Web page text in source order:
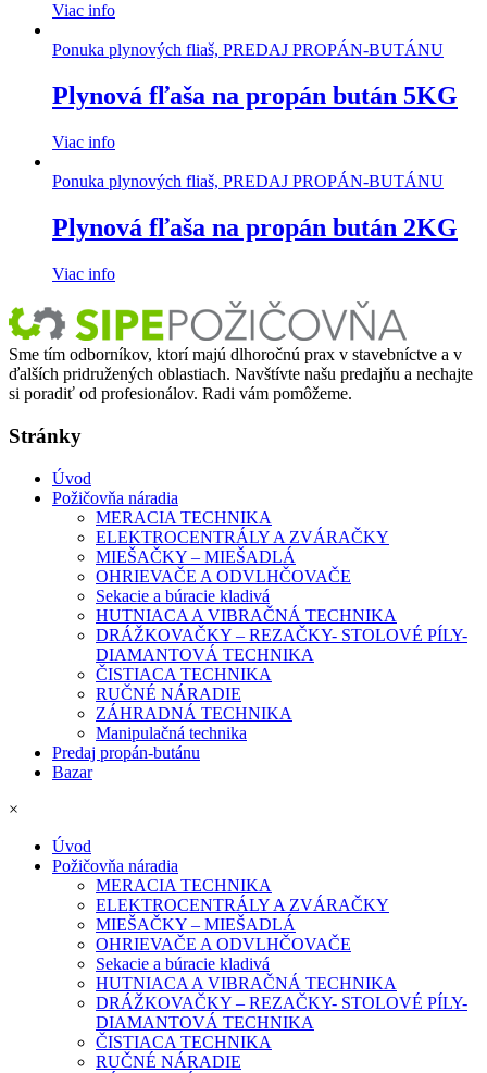
Viac info
Ponuka plynových fliaš, PREDAJ PROPÁN-BUTÁNU
Plynová fľaša na propán bután 5KG
Viac info
Ponuka plynových fliaš, PREDAJ PROPÁN-BUTÁNU
Plynová fľaša na propán bután 2KG
Viac info
Sme tím odborníkov, ktorí majú dlhoročnú prax v stavebníctve a v
ďalších pridružených oblastiach. Navštívte našu predajňu a nechajte
si poradiť od profesionálov. Radi vám pomôžeme.
Stránky
Úvod
Požičovňa náradia
MERACIA TECHNIKA
ELEKTROCENTRÁLY A ZVÁRAČKY
MIEŠAČKY – MIEŠADLÁ
OHRIEVAČE A ODVLHČOVAČE
Sekacie a búracie kladivá
HUTNIACA A VIBRAČNÁ TECHNIKA
DRÁŽKOVAČKY – REZAČKY- STOLOVÉ PÍLY-
DIAMANTOVÁ TECHNIKA
ČISTIACA TECHNIKA
RUČNÉ NÁRADIE
ZÁHRADNÁ TECHNIKA
Manipulačná technika
Predaj propán-butánu
Bazar
×
Úvod
Požičovňa náradia
MERACIA TECHNIKA
ELEKTROCENTRÁLY A ZVÁRAČKY
MIEŠAČKY – MIEŠADLÁ
OHRIEVAČE A ODVLHČOVAČE
Sekacie a búracie kladivá
HUTNIACA A VIBRAČNÁ TECHNIKA
DRÁŽKOVAČKY – REZAČKY- STOLOVÉ PÍLY-
DIAMANTOVÁ TECHNIKA
ČISTIACA TECHNIKA
RUČNÉ NÁRADIE